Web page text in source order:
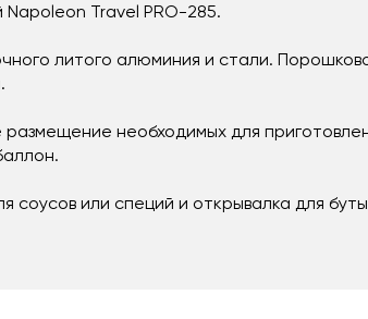
Napoleon Travel PRO-285.
литого алюминия и стали.
необходимых для
соусов или специй и открывалка для